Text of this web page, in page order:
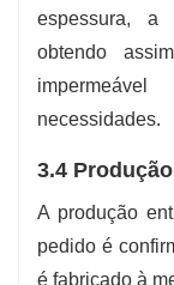
espessura,
obtendo
necessidades.
3.4‍‌‍‍‌ Produção
A produção
pedido é
é fabricado à